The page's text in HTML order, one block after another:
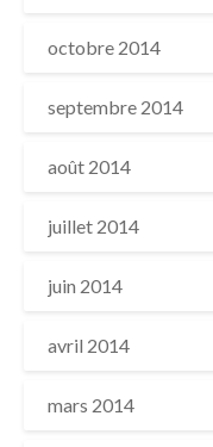
octobre 2014
septembre 2014
août 2014
juillet 2014
juin 2014
avril 2014
mars 2014